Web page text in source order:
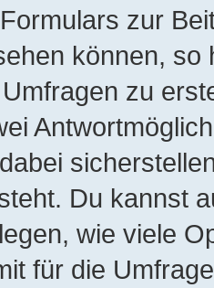
zur
können,
zu
Du kannst
wie viele
für die